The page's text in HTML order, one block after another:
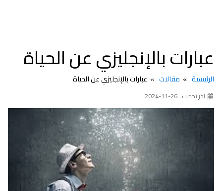
عبارات بالإنجليزي عن الحياة
الرئيسية مقالات عبارات بالإنجليزي عن الحياة
اخر تحديث : 26-11-2024